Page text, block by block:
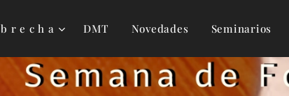
b r e c h a DMT Novedades Seminarios